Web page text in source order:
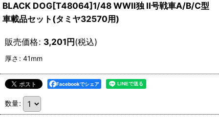
BLACK DOG[T48064]1/48 WWII独 II号戦車A/B/C型
車載品セット(タミヤ32570用)
販売価格: 3,201円(税込)
厚さ : 41mm
Facebookでシェア
数量: